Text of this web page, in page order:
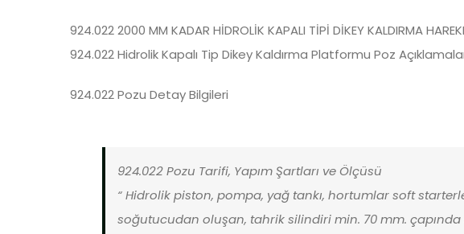
924.022 2000 MM KADAR HİDROLİK KAPALI TİPİ DİKEY KALDIRMA
924.022 Hidrolik Kapalı Tip Dikey Kaldırma Platformu Poz
924.022 Pozu Detay Bilgileri
924.022 Pozu Tarifi, Yapım Şartları ve Ölçüsü
“ Hidrolik piston, pompa, yağ tankı, hortumlar soft
soğutucudan oluşan, tahrik silindiri min. 70 mm.